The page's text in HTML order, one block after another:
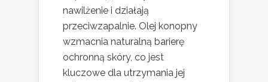
nawilżenie i działają
przeciwzapalnie. Olej konopny
wzmacnia naturalną barierę
ochronną skóry, co jest
kluczowe dla utrzymania jej